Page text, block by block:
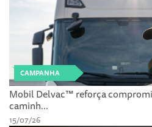
CAMPANHA
Mobil Delvac™ reforça
caminh...
15/07/26